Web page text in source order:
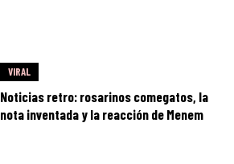
VIRAL
Noticias retro: rosarinos comegatos, la
nota inventada y la reacción de Menem